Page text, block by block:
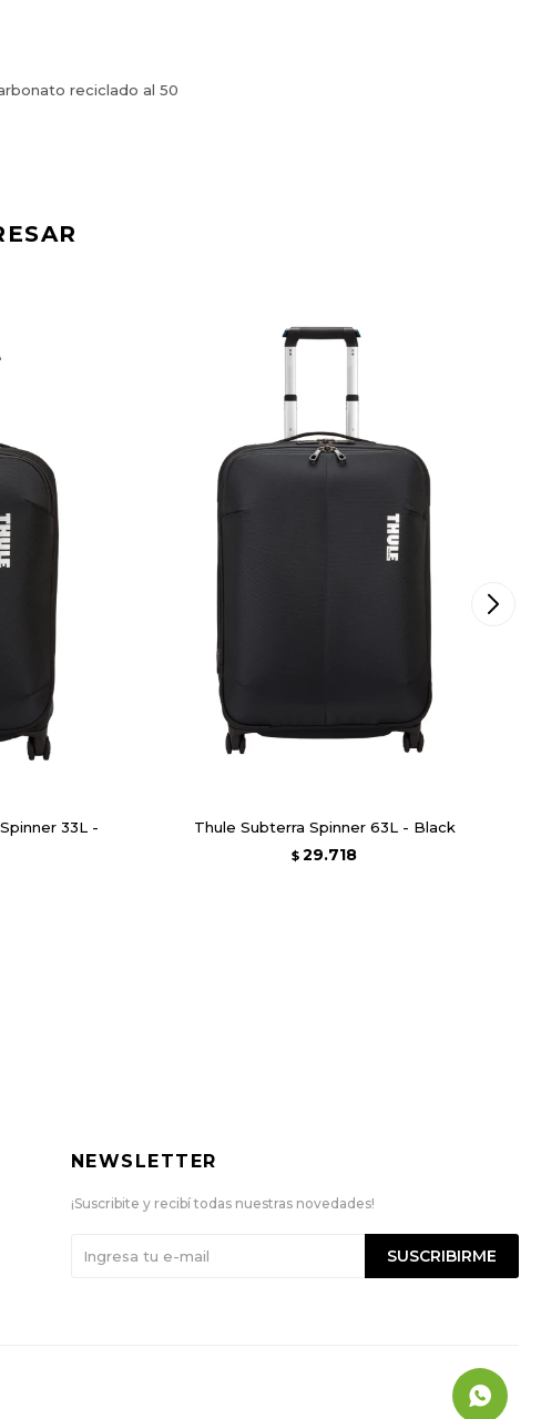
reciclado al 50
33L -
Thule Subterra Spinner 63L - Black
$ 29.718
NEWSLETTER
¡Suscribite y recibí todas nuestras novedades!
SUSCRIBIRME